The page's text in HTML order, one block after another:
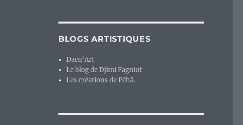
BLOGS ARTISTIQUES
Dacq'Art
Le blog de Djimi Fagniot
Les créations de Péhä.